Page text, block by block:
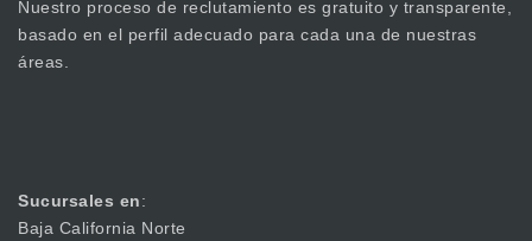
Nuestro proceso de reclutamiento es gratuito y transparente,
basado en el perfil adecuado para cada una de nuestras
áreas.
Sucursales en:
Baja California Norte